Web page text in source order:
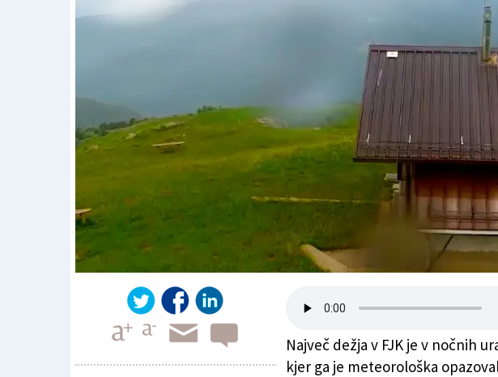
Največ dežja v FJK je v nočnih
kjer ga je meteorološka